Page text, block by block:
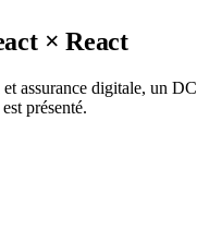
×React
assurance digitale, un
présenté.